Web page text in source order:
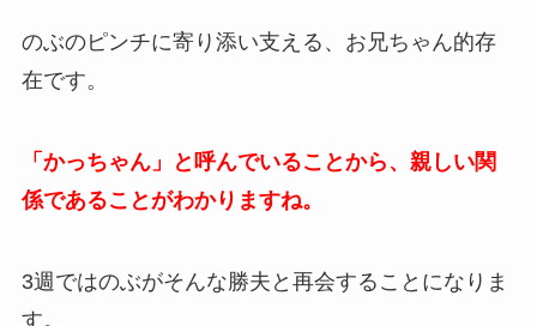
のぶのピンチに寄り添い支える、お兄ちゃん的存
在です。
「かっちゃん」と呼んでいることから、親しい関
係であることがわかりますね。
3週ではのぶがそんな勝夫と再会することになりま
す。